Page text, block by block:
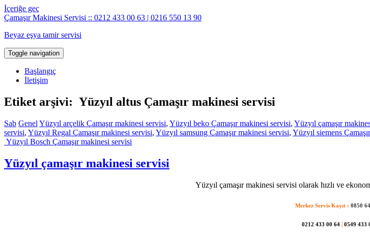
İçeriğe geç
Çamaşır Makinesi Servisi :: 0212 433 00 63 | 0216 550 13 90
Beyaz eşya tamir servisi
Toggle navigation
Başlangıç
İletişim
Etiket arşivi: Yüzyıl altus Çamaşır makinesi servisi
Sab Genel Yüzyıl arçelik Çamaşır makinesi servisi, Yüzyıl beko Çamaşır makinesi servisi, Yüzyıl çamaşır
servisi, Yüzyıl Regal Çamaşır makinesi servisi, Yüzyıl samsung Çamaşır makinesi servisi, Yüzyıl siemens
Yüzyıl Bosch Çamaşır makinesi servisi
Yüzyıl çamaşır makinesi servisi
Yüzyıl çamaşır makinesi servisi olarak hızlı ve
Merkez Servis Kayıt : 0850
0212 433 00 64 | 0549 433